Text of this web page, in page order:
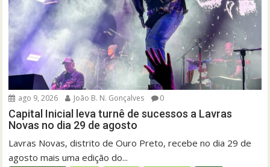
ago 9, 2026 João B. N. Gonçalves 0
Capital Inicial leva turnê de sucessos a Lavras
Novas no dia 29 de agosto
Lavras Novas, distrito de Ouro Preto, recebe no dia 29 de
agosto mais uma edição do...